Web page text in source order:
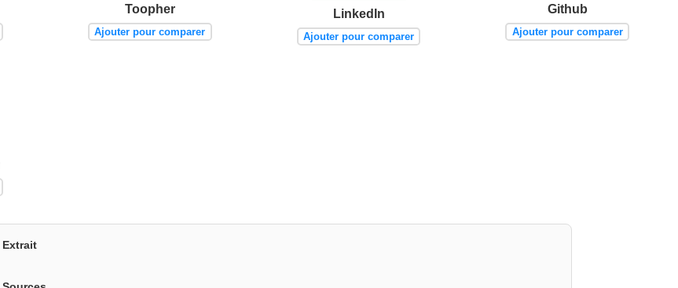
Toopher
Ajouter pour comparer
LinkedIn
Ajouter pour comparer
Github
Ajouter pour comparer
Extrait